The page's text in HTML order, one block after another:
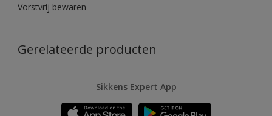
Vorstvrij bewaren
Gerelateerde producten
Sikkens Expert App